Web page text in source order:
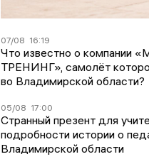
07/08 16:19
Что известно о компании
ТРЕНИНГ», самолёт
во Владимирской области?
05/08 17:00
Странный презент для
подробности истории о
Владимирской области